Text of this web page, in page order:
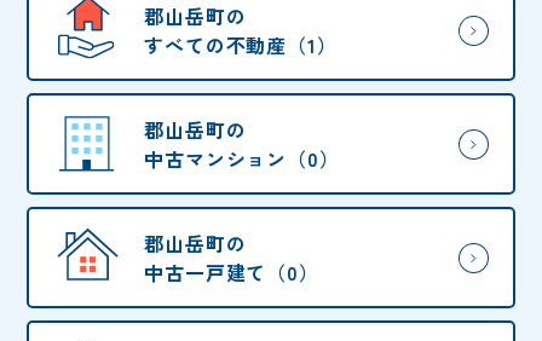
郡山岳町の
すべての不動産（1）
郡山岳町の
中古マンション（0）
郡山岳町の
中古一戸建て（0）